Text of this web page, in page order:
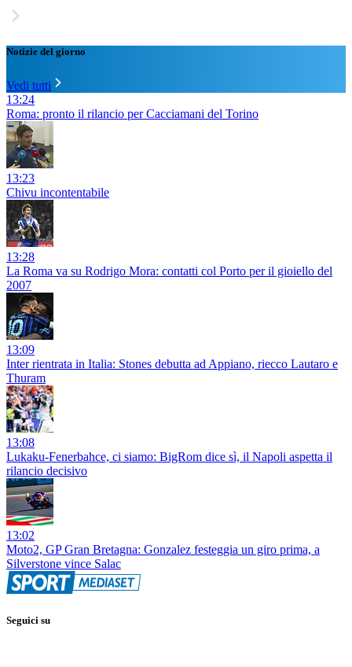
Notizie del giorno
Vedi tutti
13:24
Roma: pronto il rilancio per Cacciamani del Torino
13:23
Chivu incontentabile
13:28
La Roma va su Rodrigo Mora: contatti col Porto per il gioiello del
2007
13:09
Inter rientrata in Italia: Stones debutta ad Appiano, riecco Lautaro e
Thuram
13:08
Lukaku-Fenerbahce, ci siamo: BigRom dice sì, il Napoli aspetta il
rilancio decisivo
13:02
Moto2, GP Gran Bretagna: Gonzalez festeggia un giro prima, a
Silverstone vince Salac
Seguici su